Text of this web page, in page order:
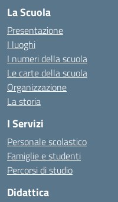
La Scuola
Presentazione
I luoghi
I numeri della scuola
Le carte della scuola
Organizzazione
La storia
I Servizi
Personale scolastico
Famiglie e studenti
Percorsi di studio
Didattica